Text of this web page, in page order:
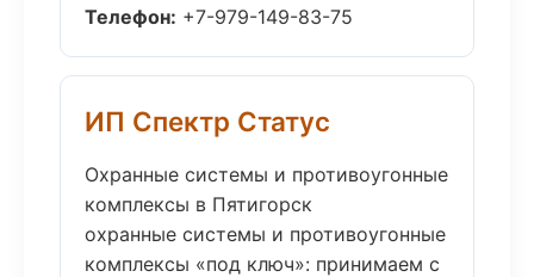
Телефон: +7-979-149-83-75
ИП Спектр Статус
Охранные системы и противоугонные
комплексы в Пятигорск
охранные системы и противоугонные
комплексы «под ключ»: принимаем с